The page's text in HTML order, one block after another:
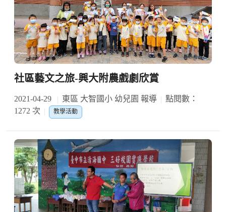
社區藝文之旅-興大附農戲劇欣賞
2021-04-29 東區 大智國小 幼兒園 報導
點閱數：
1272 次
教學活動